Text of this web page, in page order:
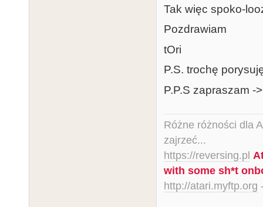
Tak więc spoko-
Pozdrawiam
tOri
P.S. trochę
P.P.S zapraszam -
Różne różności dla
zajrzeć...
https://reversing.pl
with some sh*t
http://atari.myftp.org